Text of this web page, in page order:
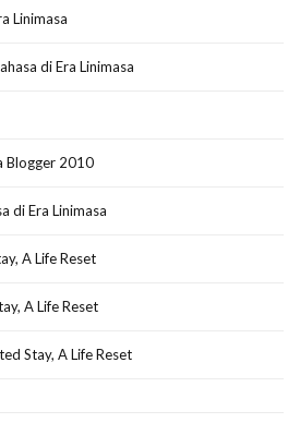
Linimasa
di Era Linimasa
Blogger 2010
di Era Linimasa
A Life Reset
A Life Reset
Stay, A Life Reset